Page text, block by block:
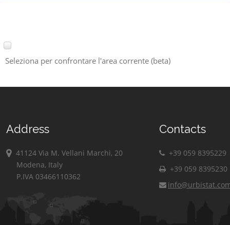
Seleziona per confrontare l'area corrente (beta)
Address
41124 Via M. Vellani Marchi, 20
Modena, Italy
P.IVA 03466110362
Contacts
+39 059 8395229
+39 059 8395230